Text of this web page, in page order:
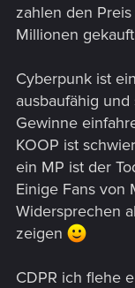
zahlen den
Millionen
Cyberpunk ist
ausbaufähig
Gewinne
KOOP ist
ein MP ist der
Einige Fans von
Widersprechen
zeigen
CDPR ich flehe